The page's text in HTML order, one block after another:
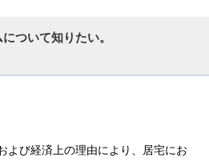
ついて知りたい。
よび経済上の理由により、居宅にお